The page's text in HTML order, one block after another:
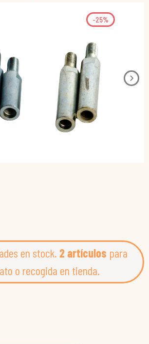
-25%
en stock. 2 artículos para
o recogida en tienda.